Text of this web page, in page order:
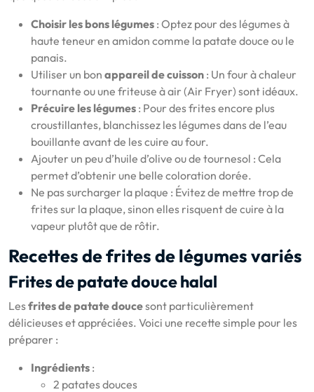
Choisir les bons légumes : Optez pour des légumes à
haute teneur en amidon comme la patate douce ou le
panais.
Utiliser un bon appareil de cuisson : Un four à chaleur
tournante ou une friteuse à air (Air Fryer) sont idéaux.
Précuire les légumes : Pour des frites encore plus
croustillantes, blanchissez les légumes dans de l’eau
bouillante avant de les cuire au four.
Ajouter un peu d’huile d’olive ou de tournesol : Cela
permet d’obtenir une belle coloration dorée.
Ne pas surcharger la plaque : Évitez de mettre trop de
frites sur la plaque, sinon elles risquent de cuire à la
vapeur plutôt que de rôtir.
Recettes de frites de légumes variés
Frites de patate douce halal
Lesfrites de patate doucesont particulièrement
délicieuses et appréciées. Voici une recette simple pour les
préparer :
Ingrédients :
2 patates douces